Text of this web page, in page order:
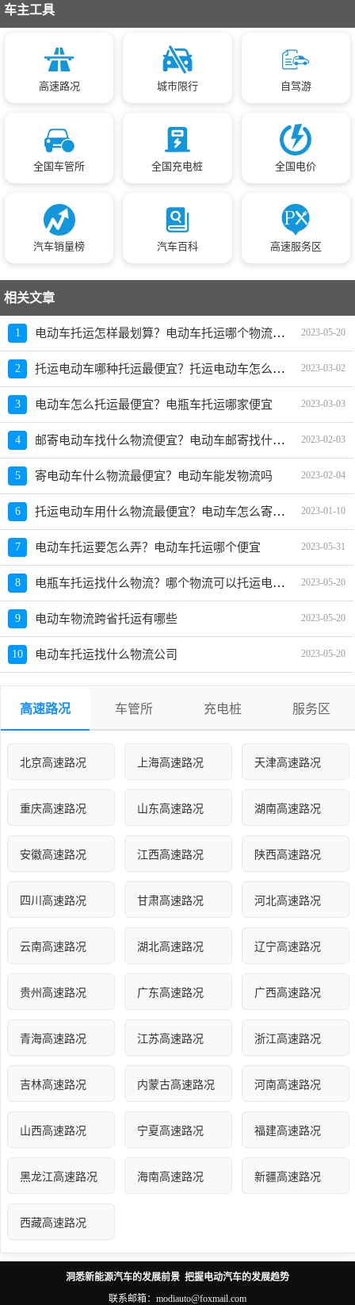
车主工具
高速路况 城市限行 自驾游
全国车管所 全国充电桩 全国电价
汽车销量榜 汽车百科 高速服务区
相关文章
1 电动车托运怎样最划算？电动车托运哪个物流便宜 2023-05-20
2 托运电动车哪种托运最便宜？托运电动车怎么收费 2023-03-02
3 电动车怎么托运最便宜？电瓶车托运哪家便宜 2023-03-03
4 邮寄电动车找什么物流便宜？电动车邮寄找什么物流便宜 2023-02-03
5 寄电动车什么物流最便宜？电动车能发物流吗 2023-02-04
6 托运电动车用什么物流最便宜？电动车怎么寄物流 2023-01-10
7 电动车托运要怎么弄？电动车托运哪个便宜 2023-05-31
8 电瓶车托运找什么物流？哪个物流可以托运电动车 2023-05-20
9 电动车物流跨省托运有哪些 2023-05-20
10 电动车托运找什么物流公司 2023-05-20
高速路况 车管所 充电桩 服务区
北京高速路况 上海高速路况 天津高速路况
重庆高速路况 山东高速路况 湖南高速路况
安徽高速路况 江西高速路况 陕西高速路况
四川高速路况 甘肃高速路况 河北高速路况
云南高速路况 湖北高速路况 辽宁高速路况
贵州高速路况 广东高速路况 广西高速路况
青海高速路况 江苏高速路况 浙江高速路况
吉林高速路况 内蒙古高速路况 河南高速路况
山西高速路况 宁夏高速路况 福建高速路况
黑龙江高速路况 海南高速路况 新疆高速路况
西藏高速路况
洞悉新能源汽车的发展前景 把握电动汽车的发展趋势
联系邮箱：modiauto@foxmail.com